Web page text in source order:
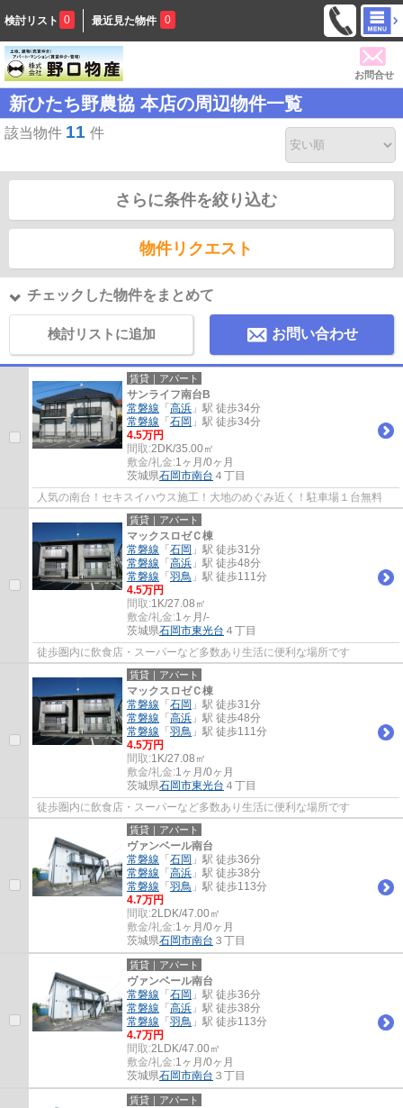
検討リスト 0 最近見た物件 0
お問合せ
新ひたち野農協 本店の周辺物件一覧
該当物件 11 件
さらに条件を絞り込む
物件リクエスト
チェックした物件をまとめて
検討リストに追加 お問い合わせ
賃貸｜アパート
サンライフ南台B
常磐線 「 高浜 」駅 徒歩34分
常磐線 「 石岡 」駅 徒歩34分
4.5万円
間取:2DK/35.00㎡
敷金/礼金:1ヶ月/0ヶ月
茨城県石岡市南台 ４丁目
人気の南台！セキスイハウス施工！大地のめぐみ近く！駐車場１台無料
賃貸｜アパート
マックスロゼＣ棟
常磐線 「 石岡 」駅 徒歩31分
常磐線 「 高浜 」駅 徒歩48分
常磐線 「 羽鳥 」駅 徒歩111分
4.5万円
間取:1K/27.08㎡
敷金/礼金:1ヶ月/-
茨城県石岡市東光台 ４丁目
徒歩圏内に飲食店・スーパーなど多数あり生活に便利な場所です
賃貸｜アパート
マックスロゼＣ棟
常磐線 「 石岡 」駅 徒歩31分
常磐線 「 高浜 」駅 徒歩48分
常磐線 「 羽鳥 」駅 徒歩111分
4.5万円
間取:1K/27.08㎡
敷金/礼金:1ヶ月/0ヶ月
茨城県石岡市東光台 ４丁目
徒歩圏内に飲食店・スーパーなど多数あり生活に便利な場所です
賃貸｜アパート
ヴァンベール南台
常磐線 「 石岡 」駅 徒歩36分
常磐線 「 高浜 」駅 徒歩38分
常磐線 「 羽鳥 」駅 徒歩113分
4.7万円
間取:2LDK/47.00㎡
敷金/礼金:1ヶ月/0ヶ月
茨城県石岡市南台 ３丁目
賃貸｜アパート
ヴァンベール南台
常磐線 「 石岡 」駅 徒歩36分
常磐線 「 高浜 」駅 徒歩38分
常磐線 「 羽鳥 」駅 徒歩113分
4.7万円
間取:2LDK/47.00㎡
敷金/礼金:1ヶ月/0ヶ月
茨城県石岡市南台 ３丁目
賃貸｜アパート